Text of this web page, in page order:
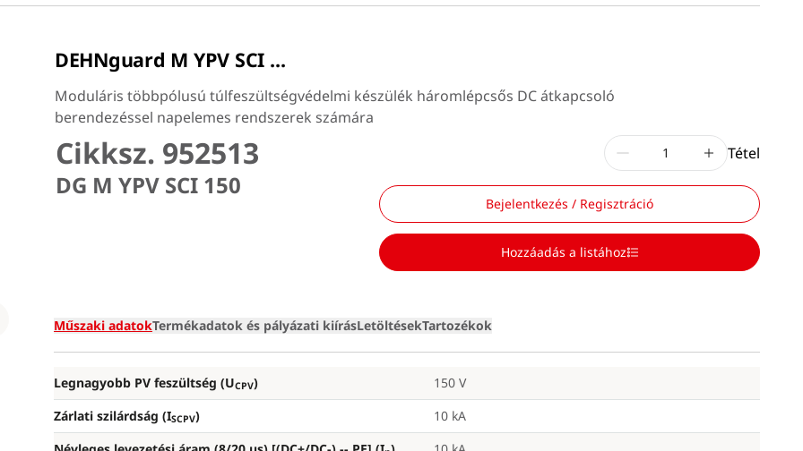
DEHNguard M YPV SCI ...
Moduláris többpólusú túlfeszültségvédelmi készülék háromlépcsős DC átkapcsoló
berendezéssel napelemes rendszerek számára
Cikksz. 952513
DG M YPV SCI 150
Loading
Tétel
Bejelentkezés / Regisztráció
Hozzáadás a listához
Műszaki adatokTermékadatok és pályázati kiírásLetöltésekTartozékok
Legnagyobb PV feszültség (UCPV)
150 V
Zárlati szilárdság (ISCPV)
10 kA